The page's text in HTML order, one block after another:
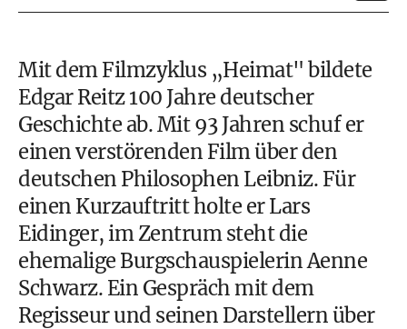
Mit dem Filmzyklus „Heimat" bildete
Edgar Reitz 100 Jahre deutscher
Geschichte ab. Mit 93 Jahren schuf er
einen verstörenden Film über den
deutschen Philosophen Leibniz. Für
einen Kurzauftritt holte er Lars
Eidinger, im Zentrum steht die
ehemalige Burgschauspielerin Aenne
Schwarz. Ein Gespräch mit dem
Regisseur und seinen Darstellern über